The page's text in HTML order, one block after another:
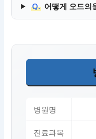
Q. 어떻게 오드의
병원명
진료과목